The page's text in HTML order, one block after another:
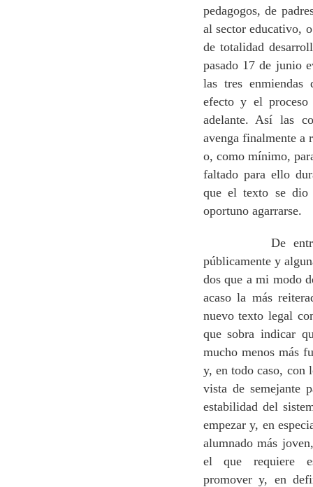
pedagogos, de
al sector educativo,
de totalidad
pasado 17 de junio
las tres enmiendas
efecto y el
adelante. Así las
avenga finalmente a
o, como mínimo,
faltado para ello
que el texto se dio
oportuno agarrarse.
De entre las
públicamente y
dos que a mi modo
acaso la más
nuevo texto legal
que sobra indicar
mucho menos más
y, en todo caso, con
vista de semejante
estabilidad del
empezar y, en
alumnado más
el que requiere
promover y, en